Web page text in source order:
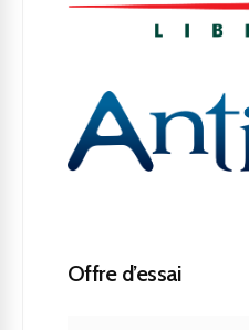
Offre d’essai